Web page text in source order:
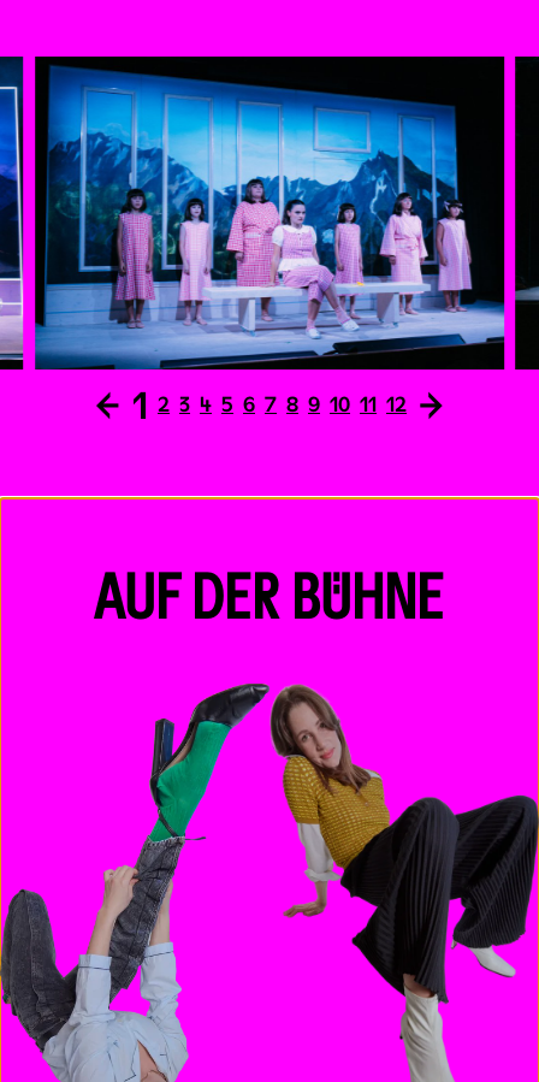
Humor aufwühlende Einblicke in die Welt der Care-
Arbeiter:innen. Die Regisseurin Milena Mönch vermag es,
in ihren Inszenierungen existenzielle Lebenssituationen
mit Komik zuzuspitzen. Mit HALBE LEBEN gibt sie ihr
Debüt in Österreich.
Die Schauspieler:innen werden auf der Bühne vom
Bürger:innen Chor aus den Bezirken unterstützt: Adrian
Bergström, Lara Jovanovic, Anouk Tomasic Kickert,
Martina Knopp, Zoa Malic, Sofia Marei, Maya Rosa
Saribatur, Emilia Semrad, Konstantin Schermaier, Christa
Schmid, Wilhelmina Waller, Clara Theresa Lackner Zinner
← 1 2 3 4 5 6 7 8 9 10 11 12 →
AUF DER BÜHNE